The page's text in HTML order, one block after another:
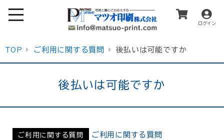
ログイン
TOP ご利用に関する質問 後払いは可能ですか
後払いは可能ですか
ご利用に関する質問
ご利用に関する質問